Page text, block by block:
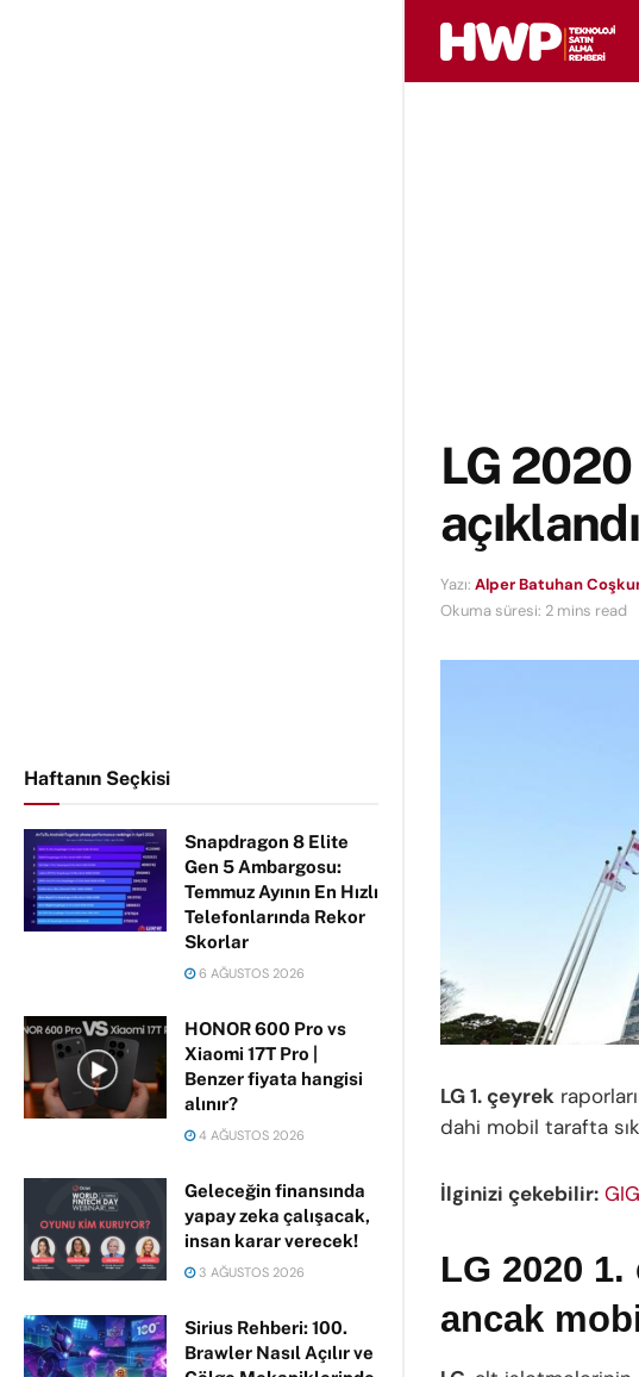
Haftanın Seçkisi
Snapdragon 8 Elite
Gen 5 Ambargosu:
Temmuz Ayının En Hızlı
Telefonlarında Rekor
Skorlar
6 AĞUSTOS 2026
HONOR 600 Pro vs
Xiaomi 17T Pro |
Benzer fiyata hangisi
alınır?
4 AĞUSTOS 2026
Geleceğin finansında
yapay zeka çalışacak,
insan karar verecek!
3 AĞUSTOS 2026
Sirius Rehberi: 100.
Brawler Nasıl Açılır ve
LG 2020
Yazı: Alper Batuhan
Okuma süresi: 2 mins read
LG 1. çeyrek
dahi mobil tarafta
İlginizi çekebilir:
LG 2020
ancak